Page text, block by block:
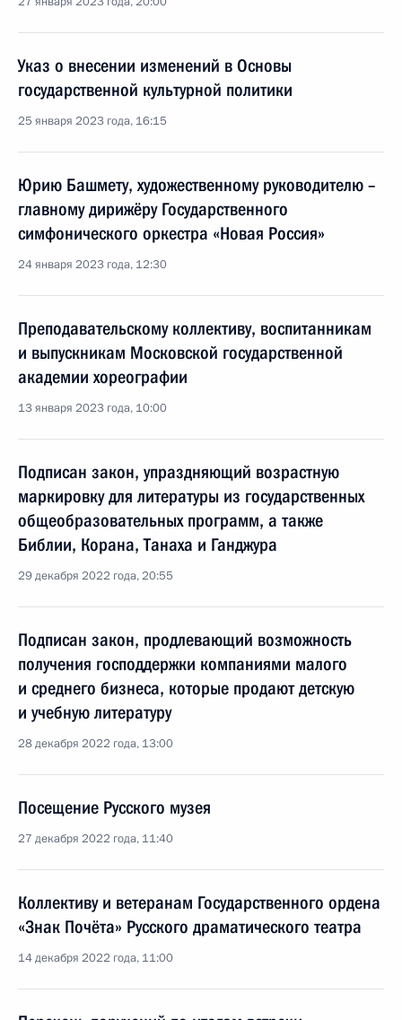
Указ о внесении изменений в Основы
государственной культурной политики
25 января 2023 года, 16:15
Юрию Башмету, художественному руководителю –
главному дирижёру Государственного
симфонического оркестра «Новая Россия»
24 января 2023 года, 12:30
Преподавательскому коллективу, воспитанникам
и выпускникам Московской государственной
академии хореографии
13 января 2023 года, 10:00
Подписан закон, упраздняющий возрастную
маркировку для литературы из государственных
общеобразовательных программ, а также
Библии, Корана, Танаха и Ганджура
29 декабря 2022 года, 20:55
Подписан закон, продлевающий возможность
получения господдержки компаниями малого
и среднего бизнеса, которые продают детскую
и учебную литературу
28 декабря 2022 года, 13:00
Посещение Русского музея
27 декабря 2022 года, 11:40
Коллективу и ветеранам Государственного ордена
«Знак Почёта» Русского драматического театра
14 декабря 2022 года, 11:00